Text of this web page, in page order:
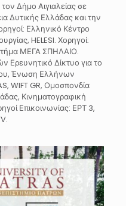
Δήμο Αιγιαλείας σε
Δυτικής Ελλάδας και την
Ελληνικό Κέντρο
HELESI. Χορηγοί:
ΜΕΓΑ ΣΠΗΛΑΙΟ.
Ερευνητικό Δίκτυο για το
Ένωση Ελλήνων
WIFT GR, Ομοσπονδία
Κινηματογραφική
Επικοινωνίας: ΕΡΤ 3,